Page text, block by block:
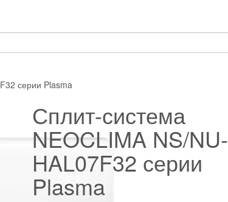
серии Plasma
Сплит-система
NEOCLIMA NS/NU-
HAL07F32 серии
Plasma